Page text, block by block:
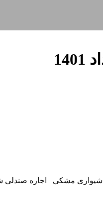
مشکی اجاره صندلی